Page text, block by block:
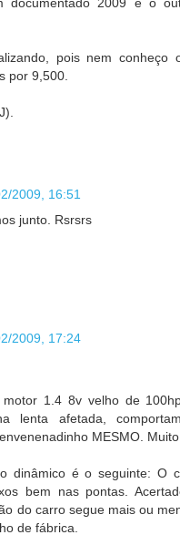
pois nem conheço
por 9,500.
2009, 16:51
junto. Rsrsrs
2009, 17:24
1.4 8v velho de
lenta afetada,
MESMO. Muito
dinâmico é o seguinte: O
bem nas pontas.
do carro segue mais ou
de fábrica.